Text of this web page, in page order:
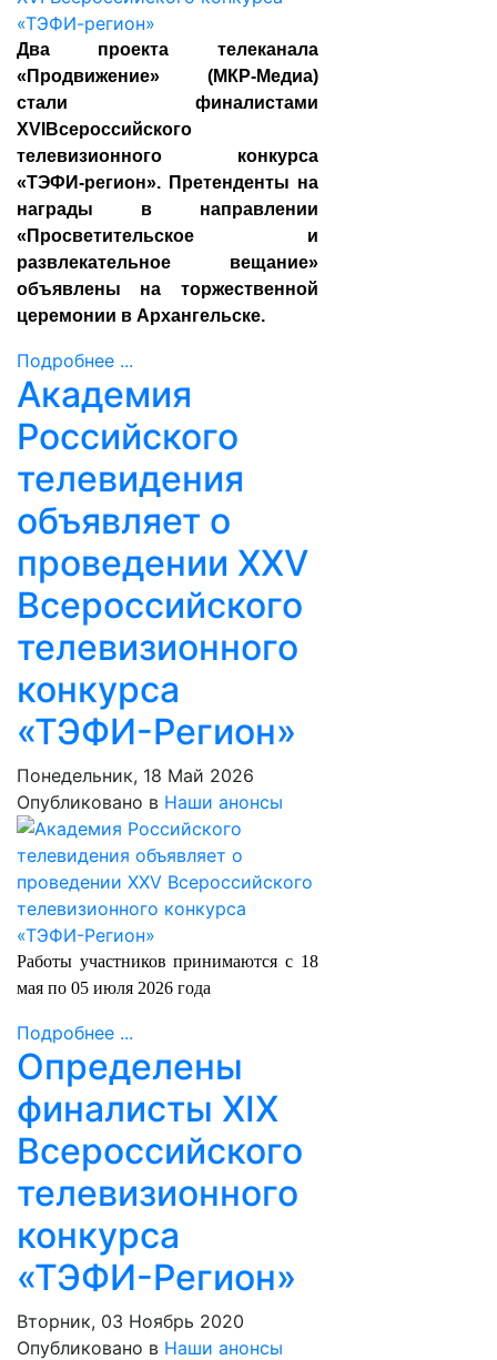
Два проекта телеканала
«Продвижение» (МКР-Медиа)
стали финалистами
XVIВсероссийского
телевизионного конкурса
«ТЭФИ-регион». Претенденты на
награды в направлении
«Просветительское и
развлекательное вещание»
объявлены на торжественной
церемонии в Архангельске.
Подробнее ...
Академия
Российского
телевидения
объявляет о
проведении ХХV
Всероссийского
телевизионного
конкурса
«ТЭФИ-Регион»
Понедельник, 18 Май 2026
Опубликовано в Наши анонсы
Работы участников принимаются с 18
мая по 05 июля 2026 года
Подробнее ...
Определены
финалисты XIX
Всероссийского
телевизионного
конкурса
«ТЭФИ-Регион»
Вторник, 03 Ноябрь 2020
Опубликовано в Наши анонсы